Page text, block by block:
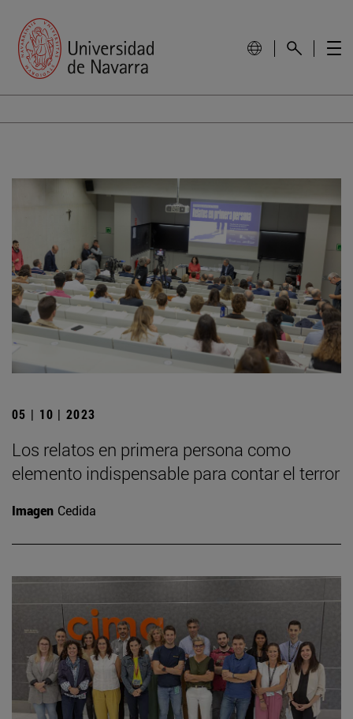
05 | 10 | 2023
Los relatos en primera persona como
elemento indispensable para contar el terror
Imagen Cedida